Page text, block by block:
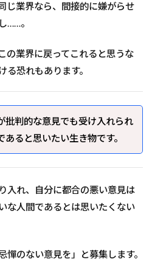
じ業界なら、間接的に嫌がらせ
……。
の業界に戻ってこれると思うな
る恐れもあります。
批判的な意見でも受け入れられ
あると思いたい生き物です。
入れ、自分に都合の悪い意見は
な人間であるとは思いたくない
憚のない意見を」と募集します。